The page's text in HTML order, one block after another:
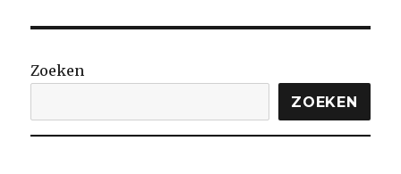
Zoeken
ZOEKEN